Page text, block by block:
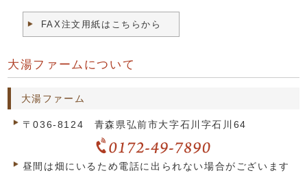
FAX注文用紙はこちらから
大湯ファームについて
大湯ファーム
〒036-8124 青森県弘前市大字石川字石川64
昼間は畑にいるため電話に出られない場合がございます